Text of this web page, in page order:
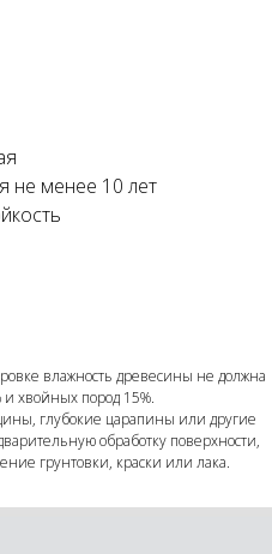
не менее 10 лет
влажность древесины не должна
хвойных пород 15%.
глубокие царапины или другие
обработку поверхности,
грунтовки, краски или лака.